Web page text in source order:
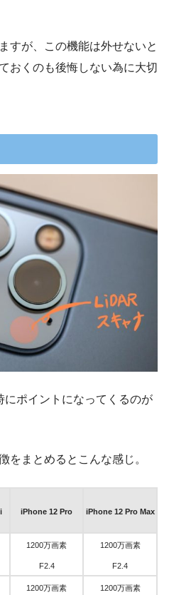
すが、この機能は外せないと
おくのも後悔しない為に大切
ポイントになってくるのが
をまとめるとこんな感じ。
iPhone 12 Pro iPhone 12 Pro Max
1200万画素
F2.4
1200万画素
F2.4
1200万画素 1200万画素